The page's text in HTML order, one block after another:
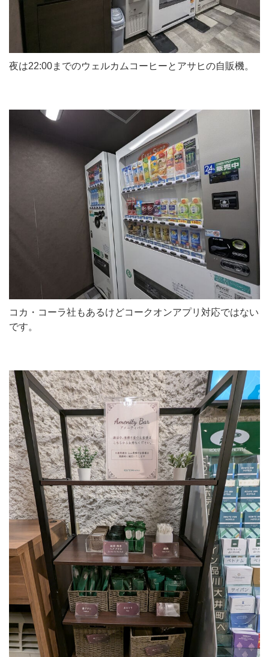
夜は22:00までのウェルカムコーヒーとアサヒの自販機。
コカ・コーラ社もあるけどコークオンアプリ対応ではない
です。